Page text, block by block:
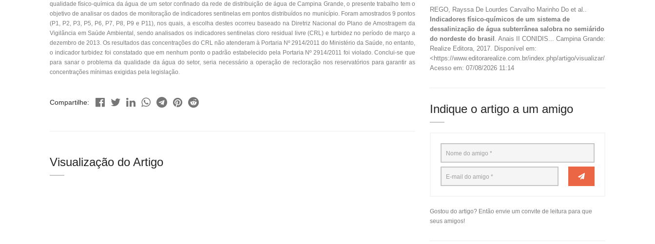
qualidade físico-química da água de um setor confinado da rede de distribuição de água de Campina Grande, o presente trabalho tem o
objetivo de analisar os dados de monitoração de indicadores sentinelas em pontos distribuídos no município. Foram amostrados 9 pontos
(P1, P2, P3, P5, P6, P7, P8, P9 e P11), nos quais, a escolha destes ocorreu baseado na Diretriz Nacional do Plano de Amostragem da
Vigilância em Saúde Ambiental, sendo analisados os indicadores sentinelas cloro residual livre (CRL) e turbidez no período de março a
dezembro de 2013. Os resultados das concentrações do CRL não atenderam à Portaria Nº 2914/2011 do Ministério da Saúde, no entanto,
o indicador turbidez foi constatado que em nenhum ponto o padrão estabelecido pela Portaria Nº 2914/2011 foi violado. Conclui-se que
para sanar o problema da qualidade da água do setor, seria necessário a operação de recloração nos reservatórios para garantir as
concentrações mínimas exigidas pela legislação.
Compartilhe:
Visualização do Artigo
REGO, Rayssa De Lourdes Carvalho Marinho Do et al..
Indicadores físico-químicos de um sistema de
dessalinização de água subterrânea salobra no semiárido
do nordeste do brasil . Anais II CONIDIS... Campina Grande:
Realize Editora, 2017. Disponível em:
<https://www.editorarealize.com.br/index.php/artigo/visualizar/33585>.
Acesso em: 07/08/2026 11:14
Indique o artigo a um amigo
Gostou do artigo? Então envie um convite de leitura para que
seus amigos!